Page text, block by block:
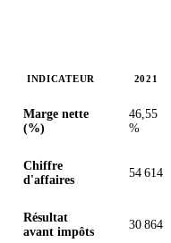
INDICATEUR 2021
Marge nette
(%)
46,55
%
Chiffre
d'affaires
54 614
Résultat
avant impôts
30 864